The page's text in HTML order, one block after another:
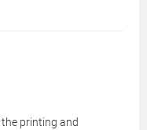
printing and